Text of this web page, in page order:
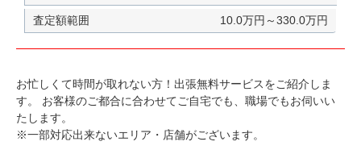
10.0万円～330.0万円
お忙しくて時間が取れない方！出張無料サービスをご紹介しま
す。
お客様のご都合に合わせてご自宅でも、職場でもお伺いい
たします。
※一部対応出来ないエリア・店舗がございます。